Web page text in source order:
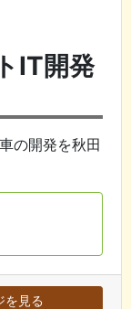
IT開発
の開発を秋田
を見る